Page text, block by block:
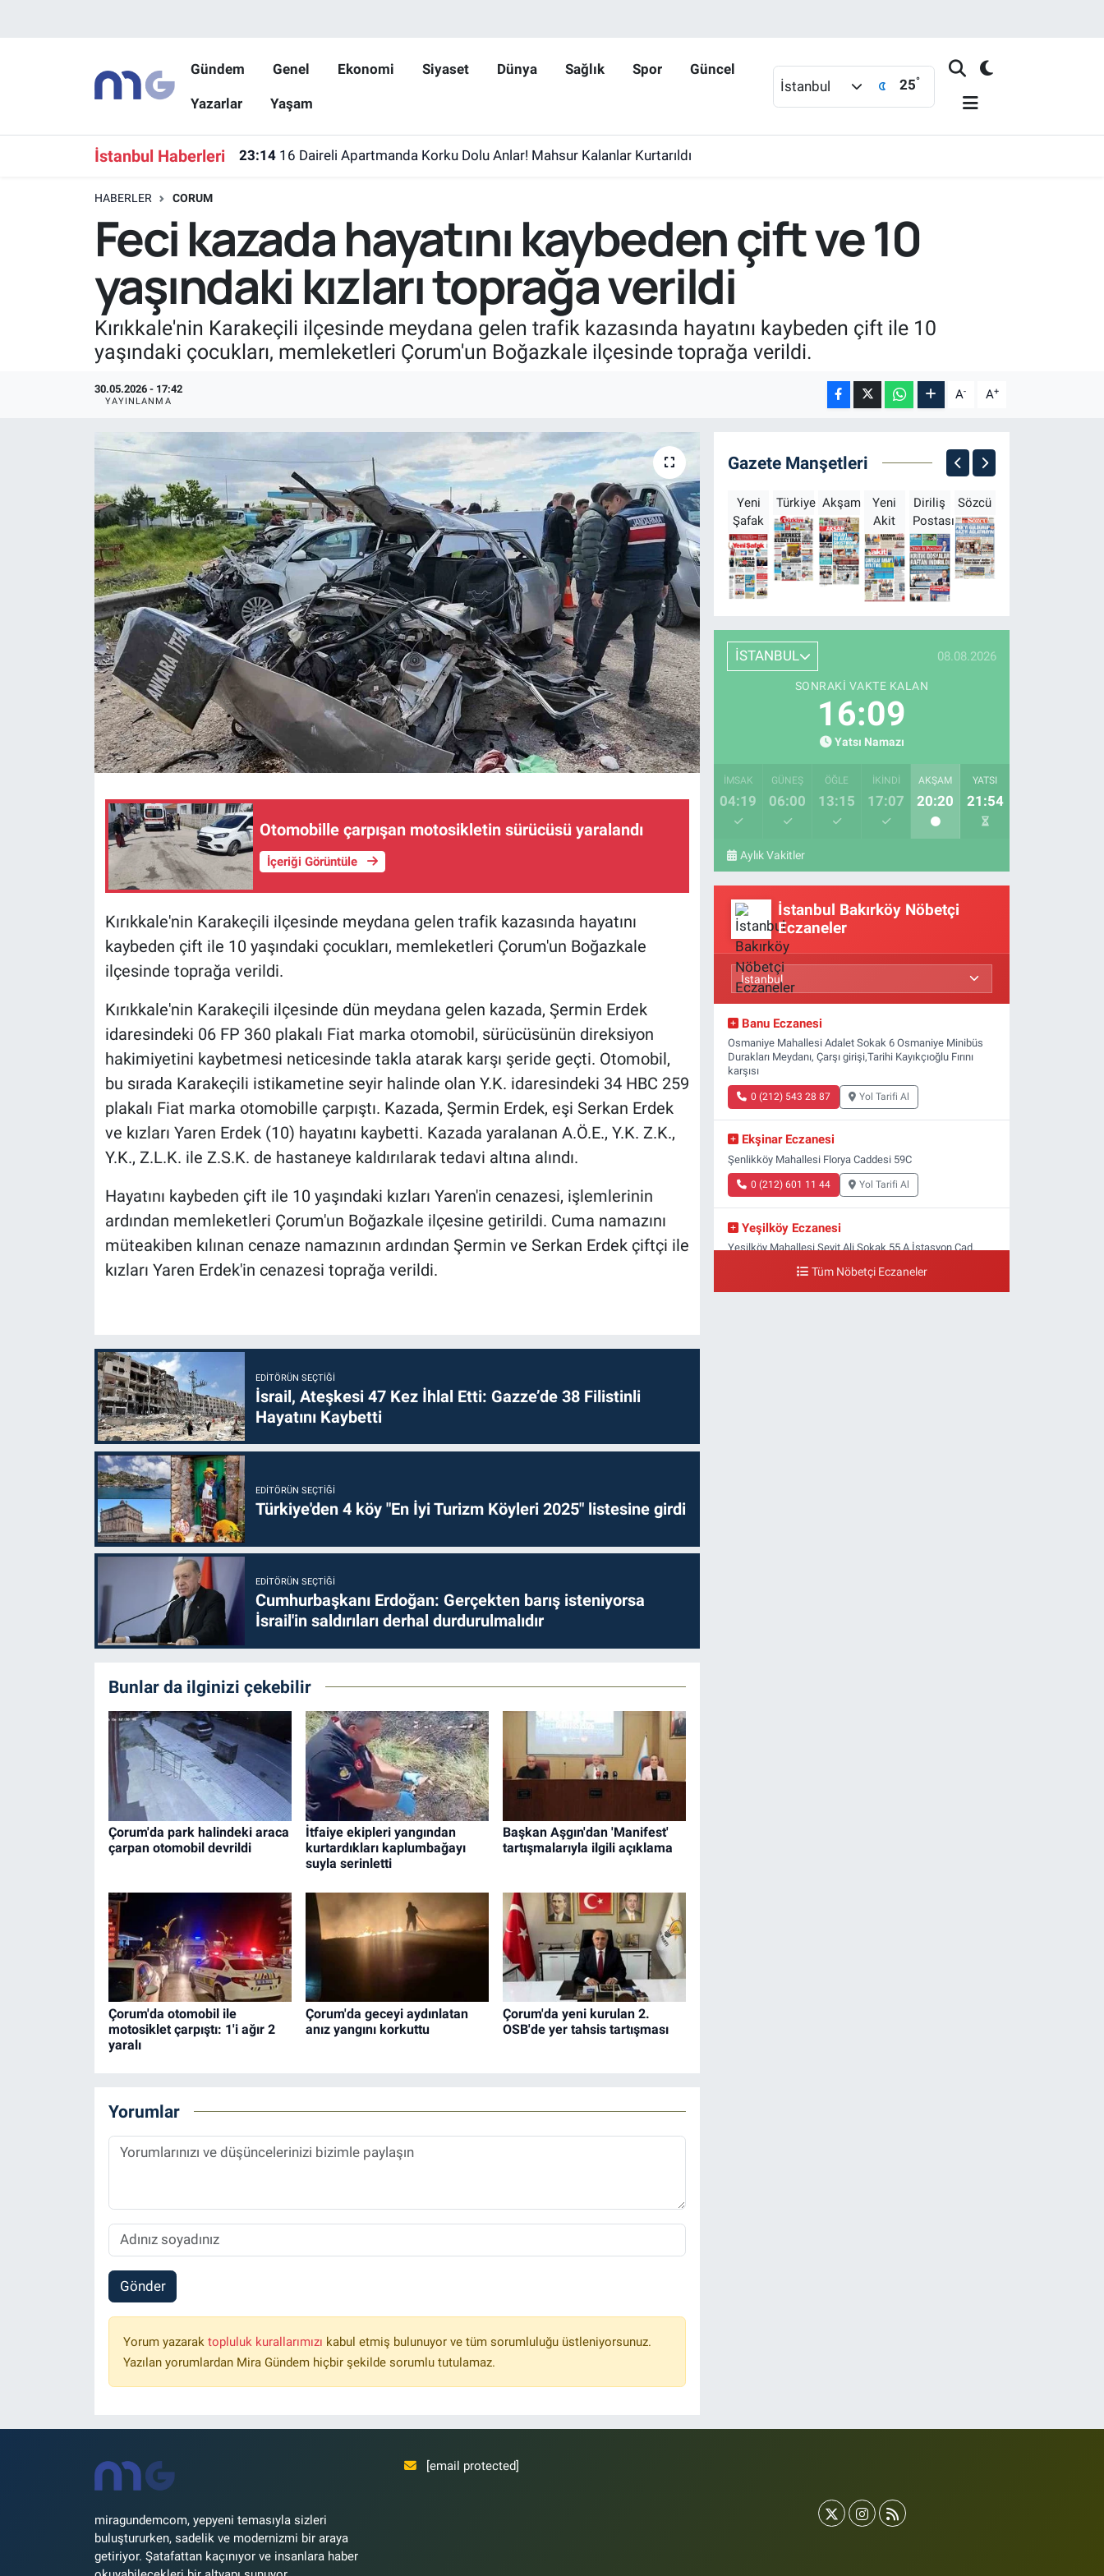
Gündem Genel Ekonomi Siyaset Dünya Sağlık Spor Güncel
Yazarlar Yaşam
İstanbul 25°
İstanbul Haberleri
23:14 16 Daireli Apartmanda Korku Dolu Anlar! Mahsur Kalanlar Kurtarıldı
HABERLER CORUM
Feci kazada hayatını kaybeden çift ve 10
yaşındaki kızları toprağa verildi
Kırıkkale'nin Karakeçili ilçesinde meydana gelen trafik kazasında hayatını kaybeden çift ile 10
yaşındaki çocukları, memleketleri Çorum'un Boğazkale ilçesinde toprağa verildi.
30.05.2026 - 17:42
YAYINLANMA A- A+
Otomobille çarpışan motosikletin sürücüsü yaralandı
İçeriği Görüntüle
Kırıkkale'nin Karakeçili ilçesinde meydana gelen trafik kazasında hayatını
kaybeden çift ile 10 yaşındaki çocukları, memleketleri Çorum'un Boğazkale
ilçesinde toprağa verildi.
Kırıkkale'nin Karakeçili ilçesinde dün meydana gelen kazada, Şermin Erdek
idaresindeki 06 FP 360 plakalı Fiat marka otomobil, sürücüsünün direksiyon
hakimiyetini kaybetmesi neticesinde takla atarak karşı şeride geçti. Otomobil,
bu sırada Karakeçili istikametine seyir halinde olan Y.K. idaresindeki 34 HBC 259
plakalı Fiat marka otomobille çarpıştı. Kazada, Şermin Erdek, eşi Serkan Erdek
ve kızları Yaren Erdek (10) hayatını kaybetti. Kazada yaralanan A.Ö.E., Y.K. Z.K.,
Y.K., Z.L.K. ile Z.S.K. de hastaneye kaldırılarak tedavi altına alındı.
Hayatını kaybeden çift ile 10 yaşındaki kızları Yaren'in cenazesi, işlemlerinin
ardından memleketleri Çorum'un Boğazkale ilçesine getirildi. Cuma namazını
müteakiben kılınan cenaze namazının ardından Şermin ve Serkan Erdek çiftçi ile
kızları Yaren Erdek'in cenazesi toprağa verildi.
EDITÖRÜN SEÇTIĞI
İsrail, Ateşkesi 47 Kez İhlal Etti: Gazze’de 38 Filistinli
Hayatını Kaybetti
EDITÖRÜN SEÇTIĞI
Türkiye'den 4 köy "En İyi Turizm Köyleri 2025" listesine girdi
EDITÖRÜN SEÇTIĞI
Cumhurbaşkanı Erdoğan: Gerçekten barış isteniyorsa
İsrail'in saldırıları derhal durdurulmalıdır
Bunlar da ilginizi çekebilir
Çorum'da park halindeki araca
çarpan otomobil devrildi
İtfaiye ekipleri yangından
kurtardıkları kaplumbağayı
suyla serinletti
Başkan Aşgın'dan 'Manifest'
tartışmalarıyla ilgili açıklama
Çorum'da otomobil ile
motosiklet çarpıştı: 1'i ağır 2
yaralı
Çorum'da geceyi aydınlatan
anız yangını korkuttu
Çorum'da yeni kurulan 2.
OSB'de yer tahsis tartışması
Yorumlar
Gönder
Yorum yazarak topluluk kurallarımızı kabul etmiş bulunuyor ve tüm sorumluluğu üstleniyorsunuz.
Yazılan yorumlardan Mira Gündem hiçbir şekilde sorumlu tutulamaz.
Gazete Manşetleri
Yeni
Şafak
Türkiye Akşam
Yeni
Akit
Diriliş
Postası
Sözcü
İSTANBUL 08.08.2026
SONRAKI VAKTE KALAN
16:08
Yatsı Namazı
İMSAK
04:19
GÜNEŞ
06:00
ÖĞLE
13:15
İKINDI
17:07
AKŞAM
20:20
YATSI
21:54
Aylık Vakitler
İstanbul Bakırköy Nöbetçi
Eczaneler
Banu Eczanesi
Osmaniye Mahallesi Adalet Sokak 6 Osmaniye Minibüs
Durakları Meydanı, Çarşı girişi,Tarihi Kayıkçıoğlu Fırını
karşısı
0 (212) 543 28 87 Yol Tarifi Al
Ekşinar Eczanesi
Şenlikköy Mahallesi Florya Caddesi 59C
0 (212) 601 11 44 Yol Tarifi Al
Yeşilköy Eczanesi
Yeşilköy Mahallesi Seyit Ali Sokak 55 A İstasyon Cad.
Tüm Nöbetçi Eczaneler
miragundemcom, yepyeni temasıyla sizleri
buluştururken, sadelik ve modernizmi bir araya
getiriyor. Şatafattan kaçınıyor ve insanlara haber
[email protected]
Hava Durumu
İstanbul Namaz Vakitleri
Süper Lig Puan Durumu ve Fikstür
Son Dakika Haberleri
Haber Arşivi